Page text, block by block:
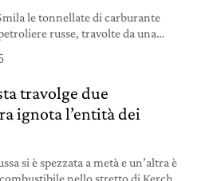
le tonnellate di carburante
russe, travolte da una
travolge due
ignota l’entità dei
si è spezzata a metà e un’altra è
nello stretto di Kerch.